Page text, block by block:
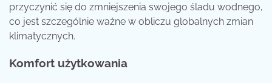
przyczynić się do zmniejszenia swojego śladu wodnego,
co jest szczególnie ważne w obliczu globalnych zmian
klimatycznych.
Komfort użytkowania